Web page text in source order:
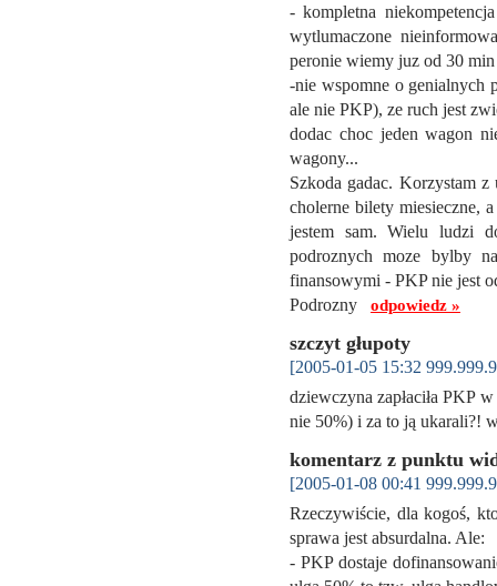
- kompletna
wytlumaczone
peronie wiemy juz od 30 min
-nie wspomne o genialnych
ale nie PKP), ze ruch jest
dodac choc jeden wagon
wagony...
Szkoda gadac. Korzystam
cholerne bilety miesieczne,
jestem sam. Wielu ludzi
podroznych moze bylby
finansowymi - PKP nie jest
Podrozny odpowiedz »
szczyt głupoty
[2005-01-05 15:32
dziewczyna zapłaciła PKP
nie 50%) i za to ją ukarali?!
komentarz z punktu
[2005-01-08 00:41
Rzeczywiście, dla kogoś,
sprawa jest absurdalna. Ale:
- PKP dostaje